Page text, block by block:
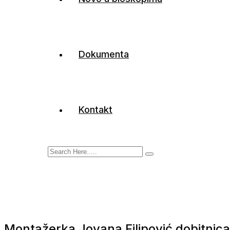
Dokumenta
Kontakt